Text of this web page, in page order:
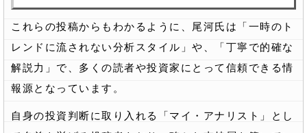
これらの投稿からもわかるように、尾河氏は「一時のト
レンドに流されない分析スタイル」や、「丁寧で的確な
解説力」で、多くの読者や投資家にとって信頼できる情
報源となっています。
自身の投資判断に取り入れる「マイ・アナリスト」とし